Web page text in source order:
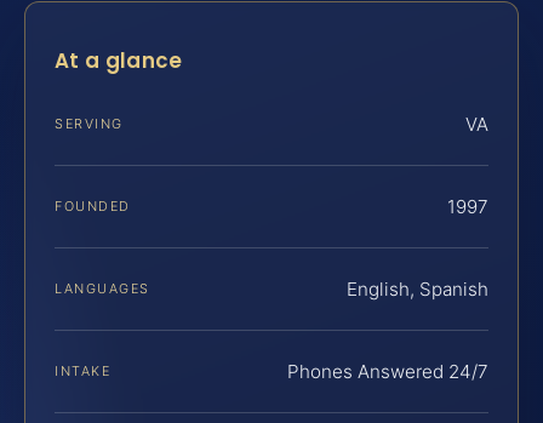
At a glance
SERVING VA
FOUNDED 1997
LANGUAGES English, Spanish
INTAKE Phones Answered 24/7